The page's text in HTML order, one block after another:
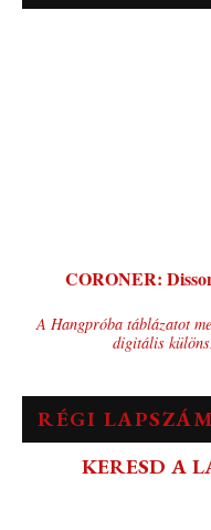
CORONER:
A Hangpróba táblázatot
digitális
RÉGI
KERESD A